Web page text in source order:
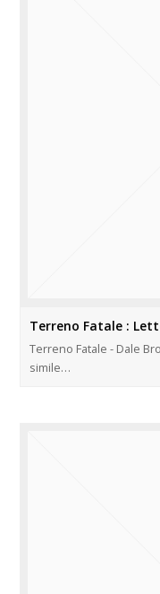
Terreno Fatale :
Terreno Fatale - Dale
simile…